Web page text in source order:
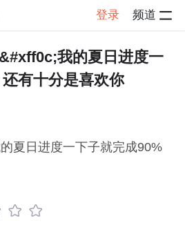
登录 频道
感慨 帖子详情
我的夏日进度一
有十分是喜欢你
夏日进度一下子就完成90%